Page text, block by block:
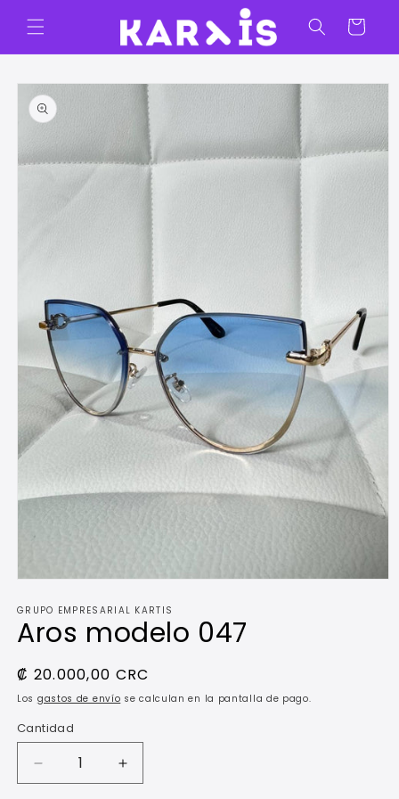
directamente
al contenido
Carrito
directamente
información
del producto
multimedia
1
en
ventana
modal
GRUPO EMPRESARIAL KARTIS
Aros modelo 047
Precio
habitual
₡ 20.000,00 CRC
Los gastos de envío se calculan en la pantalla de pago.
Cantidad
Reducir
cantidad
Aumentar
cantidad